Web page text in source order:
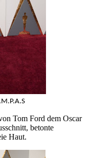
Tom Ford dem Oscar
betonte
Haut.